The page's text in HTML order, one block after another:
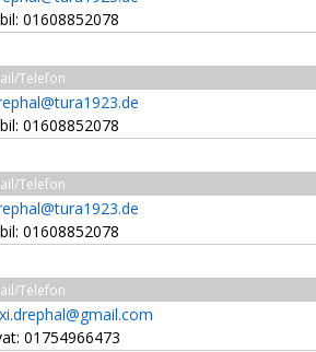
01608852078
Telefon
01608852078
Telefon
01608852078
Telefon
01754966473